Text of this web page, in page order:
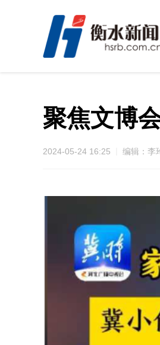
聚焦文博
2024-05-24 16:25 编辑：李